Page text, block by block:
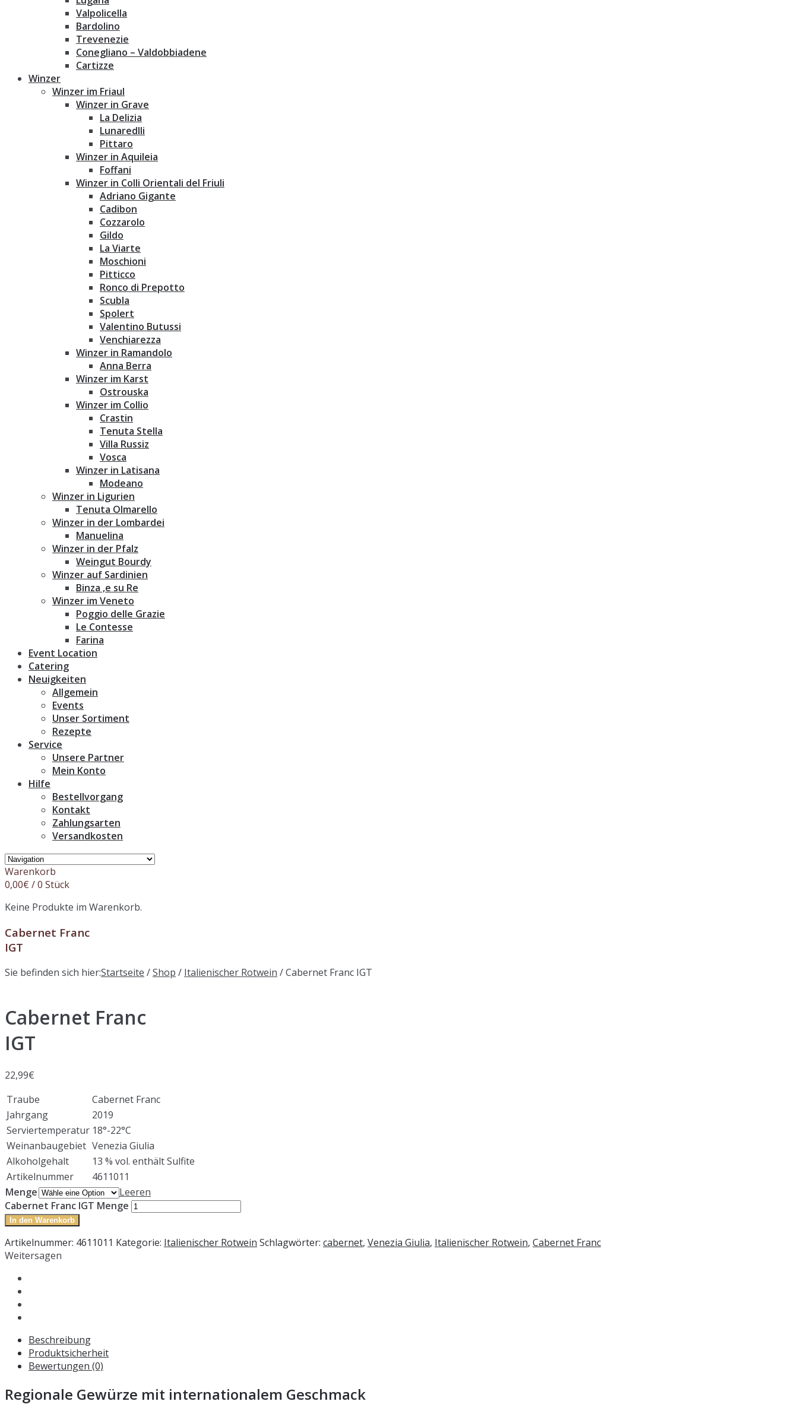
Valpolicella
Bardolino
Trevenezie
Conegliano – Valdobbiadene
Cartizze
Winzer
Winzer im Friaul
Winzer in Grave
La Delizia
Lunaredlli
Pittaro
Winzer in Aquileia
Foffani
Winzer in Colli Orientali del Friuli
Adriano Gigante
Cadibon
Cozzarolo
Gildo
La Viarte
Moschioni
Pitticco
Ronco di Prepotto
Scubla
Spolert
Valentino Butussi
Venchiarezza
Winzer in Ramandolo
Anna Berra
Winzer im Karst
Ostrouska
Winzer im Collio
Crastin
Tenuta Stella
Villa Russiz
Vosca
Winzer in Latisana
Modeano
Winzer in Ligurien
Tenuta Olmarello
Winzer in der Lombardei
Manuelina
Winzer in der Pfalz
Weingut Bourdy
Winzer auf Sardinien
Binza ‚e su Re
Winzer im Veneto
Poggio delle Grazie
Le Contesse
Farina
Event Location
Catering
Neuigkeiten
Allgemein
Events
Unser Sortiment
Rezepte
Service
Unsere Partner
Mein Konto
Hilfe
Bestellvorgang
Kontakt
Zahlungsarten
Versandkosten
Warenkorb
0,00€ / 0 Stück
Keine Produkte im Warenkorb.
Cabernet Franc
IGT
Sie befinden sich hier:Startseite /Shop / Italienischer Rotwein / Cabernet Franc IGT
Cabernet Franc
IGT
22,99€
Traube
Cabernet Franc
Jahrgang
2019
Serviertemperatur 18°-22°C
Weinanbaugebiet Venezia Giulia
Alkoholgehalt
13 % vol. enthält Sulfite
Artikelnummer
4611011
Menge
Leeren
Cabernet Franc IGT Menge
In den Warenkorb
Artikelnummer: 4611011 Kategorie: Italienischer Rotwein Schlagwörter: cabernet, Venezia Giulia, Italienischer Rotwein, Cabernet Franc
Weitersagen
Beschreibung
Produktsicherheit
Bewertungen (0)
Regionale Gewürze mit internationalem Geschmack